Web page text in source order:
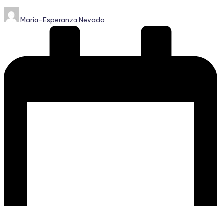
Publicado
por
Maria-Esperanza Nevado